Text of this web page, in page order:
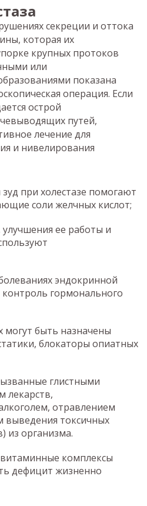
секреции и оттока
которая их
крупных протоков
или
показана
операция. Если
острой
путей,
лечение для
и нивелирования
при холестазе помогают
соли желчных кислот;
ее работы и
эндокринной
гормонального
могут быть назначены
блокаторы опиатных
глистными
лекарств,
отравлением
выведения токсичных
из организма.
комплексы
дефицит жизненно